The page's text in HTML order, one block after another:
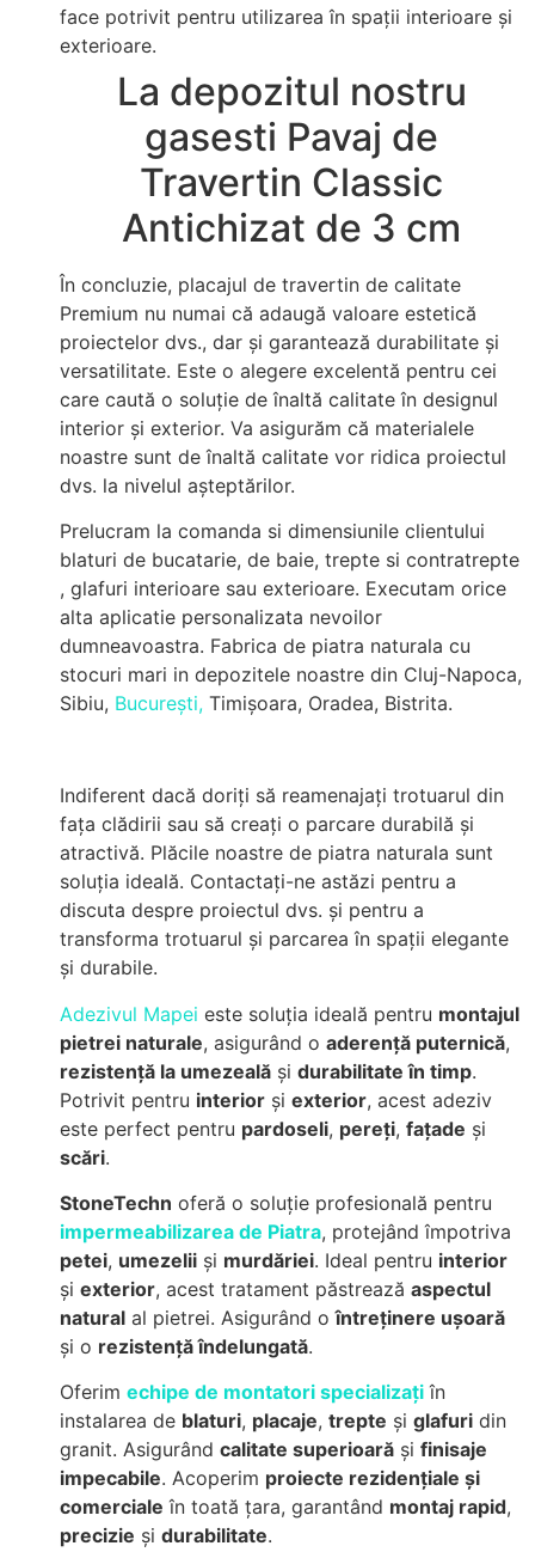
face potrivit pentru utilizarea în spații interioare și
exterioare.
La depozitul nostru
gasesti Pavaj de
Travertin Classic
Antichizat de 3 cm
În concluzie, placajul de travertin de calitate
Premium nu numai că adaugă valoare estetică
proiectelor dvs., dar și garantează durabilitate și
versatilitate. Este o alegere excelentă pentru cei
care caută o soluție de înaltă calitate în designul
interior și exterior. Va asigurăm că materialele
noastre sunt de înaltă calitate vor ridica proiectul
dvs. la nivelul așteptărilor.
Prelucram la comanda si dimensiunile clientului
blaturi de bucatarie, de baie, trepte si contratrepte
, glafuri interioare sau exterioare. Executam orice
alta aplicatie personalizata nevoilor
dumneavoastra. Fabrica de piatra naturala cu
stocuri mari in depozitele noastre din Cluj-Napoca,
Sibiu, București, Timișoara, Oradea, Bistrita.
Indiferent dacă doriți să reamenajați trotuarul din
fața clădirii sau să creați o parcare durabilă și
atractivă. Plăcile noastre de piatra naturala sunt
soluția ideală. Contactați-ne astăzi pentru a
discuta despre proiectul dvs. și pentru a
transforma trotuarul și parcarea în spații elegante
și durabile.
Adezivul Mapei este soluția ideală pentru montajul
pietrei naturale, asigurând o aderență puternică,
rezistență la umezeală și durabilitate în timp.
Potrivit pentru interior și exterior, acest adeziv
este perfect pentru pardoseli, pereți, fațade și
scări.
StoneTechn oferă o soluție profesională pentru
impermeabilizarea de Piatra, protejând împotriva
petei, umezelii și murdăriei. Ideal pentru interior
și exterior, acest tratament păstrează aspectul
natural al pietrei. Asigurând oîntreținere ușoară
și o rezistență îndelungată.
Oferim echipe de montatori specializați în
instalarea de blaturi, placaje, trepte și glafuri din
granit. Asigurând calitate superioară și finisaje
impecabile. Acoperim proiecte rezidențiale și
comerciale în toată țara, garantând montaj rapid,
precizie și durabilitate.